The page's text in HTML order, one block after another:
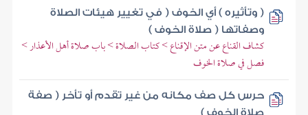
( وتأثيره ) أي الخوف ( في تغيير هيئات الصلاة
وصفاتها ( صلاة الخوف )
كشاف القناع عن متن الإقناع > كتاب الصلاة > باب صلاة أهل الأعذار >
فصل في صلاة الخوف
حرس كل صف مكانه من غير تقدم أو تأخر ( صفة
صلاة الخوف )